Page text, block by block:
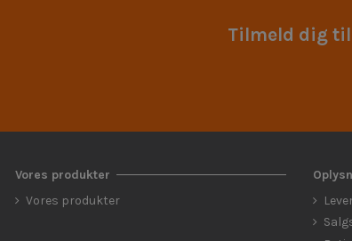
Tilmeld dig
Vores produkter
Vores produkter